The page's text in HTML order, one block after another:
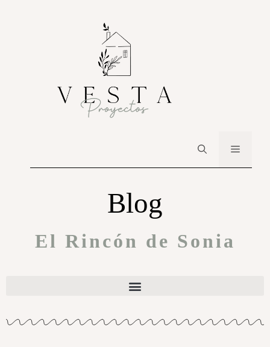
Blog
El Rincón de Sonia